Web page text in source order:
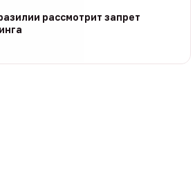
рассмотрит запрет